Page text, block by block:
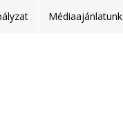
Médiaajánlatunk